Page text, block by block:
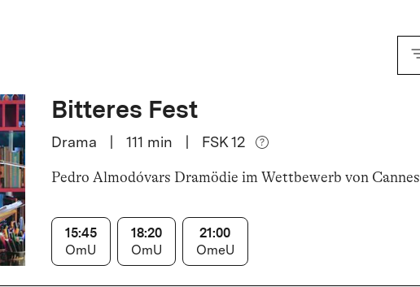
Bitteres Fest
Drama 111 min FSK 12
Pedro Almodóvars Dramödie im Wettbewerb von Cannes
15:45
OmU
18:20
OmU
21:00
OmeU